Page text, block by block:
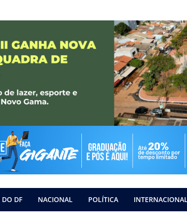
DF NACIONAL POLÍTICA